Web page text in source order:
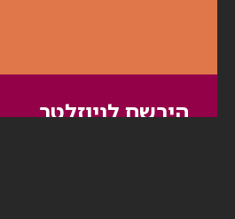
הירשם לניוזלטר